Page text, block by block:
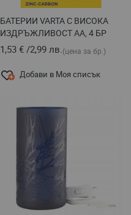
БАТЕРИИ VARTA С ВИСОКА
ИЗДРЪЖЛИВОСТ AA, 4 БР
1,53 € /2,99 лв.(цена за бр.)
Добави в Моя списък